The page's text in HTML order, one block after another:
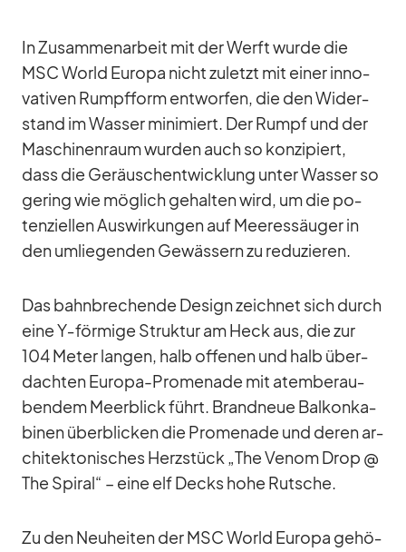
In Zu­sam­men­ar­beit mit der Werft wurde die
MSC World Eu­ropa nicht zu­letzt mit ei­ner in­no­
va­ti­ven Rumpf­form ent­wor­fen, die den Wi­der­
stand im Was­ser mi­ni­miert. Der Rumpf und der
Ma­schi­nen­raum wur­den auch so kon­zi­piert,
dass die Ge­räusch­ent­wick­lung un­ter Was­ser so
ge­ring wie mög­lich ge­hal­ten wird, um die po­
ten­zi­el­len Aus­wir­kun­gen auf Mee­res­säu­ger in
den um­lie­gen­den Ge­wäs­sern zu re­du­zie­ren.
Das bahn­bre­chende De­sign zeich­net sich durch
eine Y‑förmige Struk­tur am Heck aus, die zur
104 Me­ter lan­gen, halb of­fe­nen und halb über­
dach­ten Eu­ropa-Pro­me­nade mit atem­be­rau­
ben­dem Meer­blick führt. Brand­neue Bal­kon­ka­
bi­nen über­bli­cken die Pro­me­nade und de­ren ar­
chi­tek­to­ni­sches Herz­stück „The Ve­nom Drop @
The Spi­ral“ – eine elf Decks hohe Rut­sche.
Zu den Neu­hei­ten der MSC World Eu­ropa ge­hö­